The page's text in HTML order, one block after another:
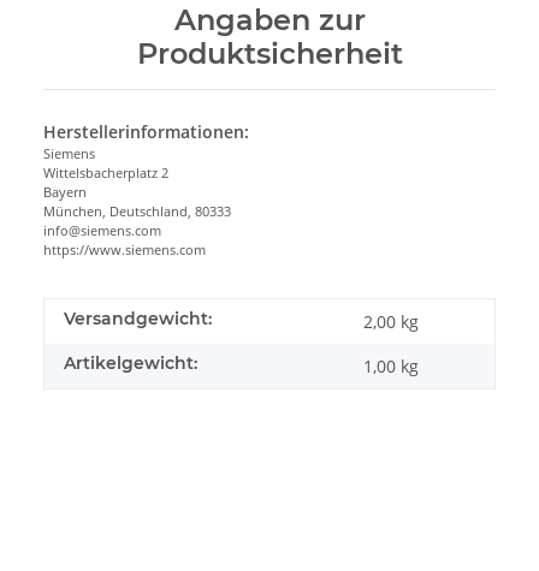
Angaben zur
Produktsicherheit
Herstellerinformationen:
Siemens
Wittelsbacherplatz 2
Bayern
München, Deutschland, 80333
info@siemens.com
https://www.siemens.com
Versandgewicht: 2,00 kg
Artikelgewicht: 1,00 kg